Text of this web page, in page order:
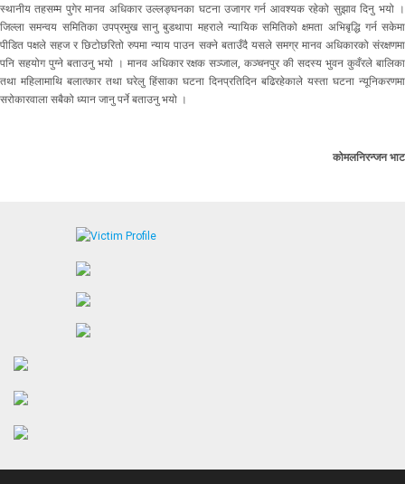
स्थानीय तहसम्म पुगेर मानव अधिकार उल्लङ्घनका घटना उजागर गर्न आवश्यक रहेको सुझाव दिनु भयो ।
जिल्ला समन्वय समितिका उपप्रमुख सानु बुडथापा महराले न्यायिक समितिको क्षमता अभिबृद्धि गर्न सकेमा
पीडित पक्षले सहज र छिटोछरितो रुपमा न्याय पाउन सक्ने बताउँदै यसले समग्र मानव अधिकारको संरक्षणमा
पनि सहयोग पुग्ने बताउनु भयो । मानव अधिकार रक्षक सञ्जाल, कञ्चनपुर की सदस्य भुवन कुवँरले बालिका
तथा महिलामाथि बलात्कार तथा घरेलु हिंसाका घटना दिनप्रतिदिन बढिरहेकाले यस्ता घटना न्यूनिकरणमा
सरोकारवाला सबैको ध्यान जानु पर्ने बताउनु भयो ।
कोमलनिरन्जन भाट